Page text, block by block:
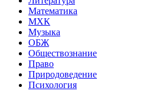
Математика
МХК
Музыка
ОБЖ
Обществознание
Право
Природоведение
Психология